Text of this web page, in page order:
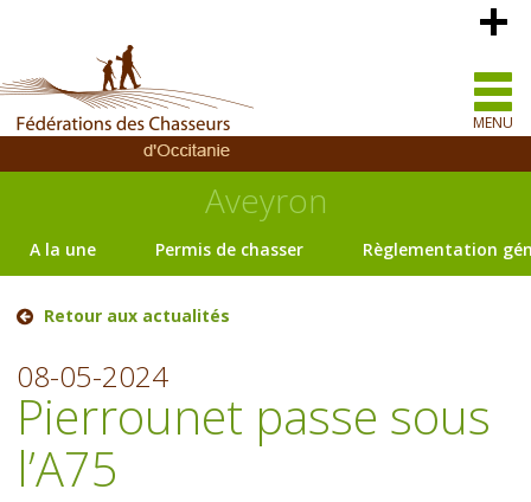
MENU
Aveyron
A la une Permis de chasser Règlementation
Retour aux actualités
08-05-2024
Pierrounet passe sous
l’A75